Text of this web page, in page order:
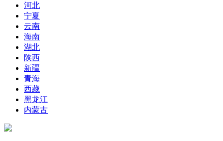
河北
宁夏
云南
海南
湖北
陕西
新疆
青海
西藏
黑龙江
内蒙古